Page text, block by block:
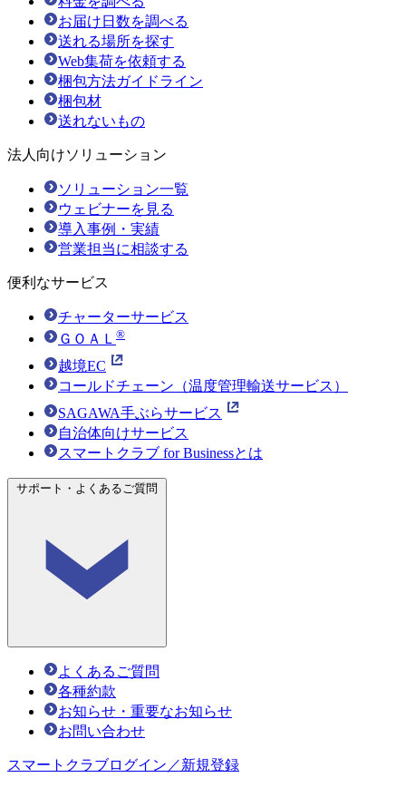
お届け日数を調べる
送れる場所を探す
Web集荷を依頼する
梱包方法ガイドライン
梱包材
送れないもの
法人向けソリューション
ソリューション一覧
ウェビナーを見る
導入事例・実績
営業担当に相談する
便利なサービス
チャーターサービス
ＧＯＡＬ ®
越境EC
コールドチェーン（温度管理輸送サービス）
SAGAWA手ぶらサービス
自治体向けサービス
スマートクラブ for Businessとは
サポート・よくあるご質問
よくあるご質問
各種約款
お知らせ・重要なお知らせ
お問い合わせ
スマートクラブログイン／新規登録